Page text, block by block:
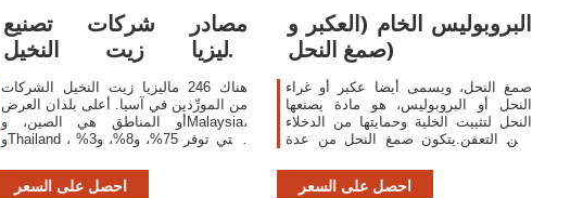
مصادر شركات تصنيع
ماليزيا زيت النخيل
الشركات وماليزيا زيت
هناك 246 ماليزيا زيت النخيل الشركات
من المورِّدين في آسيا. أعلى بلدان العرض
أو المناطق هي الصين، وMalaysia،
وThailand ، والتي توفر 75%، و8%، و3%
التوالي.
احصل على السعر
البروبوليس الخام (العكبر و
صمغ النحل)
صمغ النحل، ويسمى أيضا عكبر أو غراء
النحل أو البروبوليس، هو مادة يصنعها
النحل لتثبيت الخلية وحمايتها من الدخلاء
ومن التعفن.يتكون صمغ النحل من عدة
والكالسيوم والبروتينات، ويتميز
احصل على السعر